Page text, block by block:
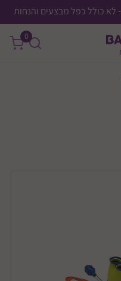
- לא כולל כפל מבצעים והנחות
0